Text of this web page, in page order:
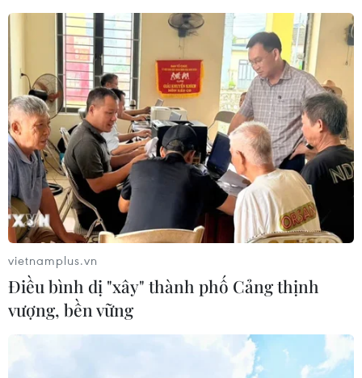
vietnamplus.vn
Điều bình dị "xây" thành phố Cảng thịnh
vượng, bền vững